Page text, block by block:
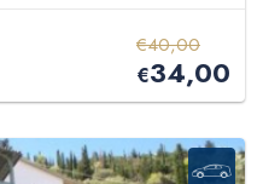
€40,00
€34,00